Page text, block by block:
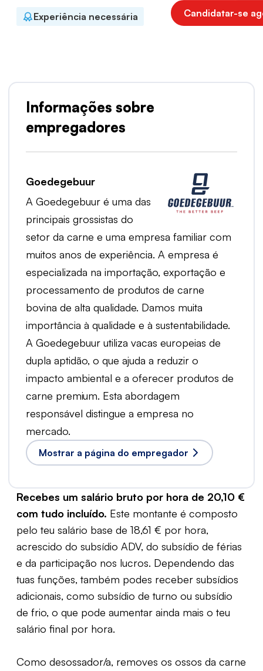
Experiência necessária Candidatar-se
Informações sobre
empregadores
Goedegebuur
A Goedegebuur é uma das
principais grossistas do
setor da carne e uma empresa familiar com
muitos anos de experiência. A empresa é
especializada na importação, exportação e
processamento de produtos de carne
bovina de alta qualidade. Damos muita
importância à qualidade e à sustentabilidade.
A Goedegebuur utiliza vacas europeias de
dupla aptidão, o que ajuda a reduzir o
impacto ambiental e a oferecer produtos de
carne premium. Esta abordagem
responsável distingue a empresa no
mercado.
Mostrar a página do empregador
Recebes um salário bruto por hora de 20,10 €
com tudo incluído. Este montante é composto
pelo teu salário base de 18,61 € por hora,
acrescido do subsídio ADV, do subsídio de férias
e da participação nos lucros. Dependendo das
tuas funções, também podes receber subsídios
adicionais, como subsídio de turno ou subsídio
de frio, o que pode aumentar ainda mais o teu
salário final por hora.
Como desossador/a, removes os ossos da carne